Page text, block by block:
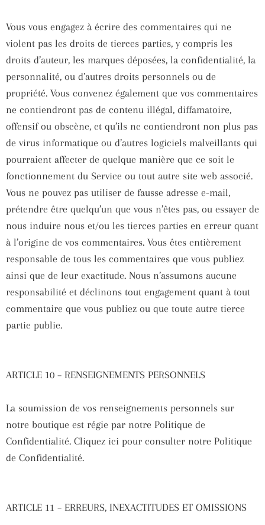
Vous vous engagez à écrire des commentaires qui ne
violent pas les droits de tierces parties, y compris les
droits d’auteur, les marques déposées, la confidentialité, la
personnalité, ou d’autres droits personnels ou de
propriété. Vous convenez également que vos commentaires
ne contiendront pas de contenu illégal, diffamatoire,
offensif ou obscène, et qu’ils ne contiendront non plus pas
de virus informatique ou d’autres logiciels malveillants qui
pourraient affecter de quelque manière que ce soit le
fonctionnement du Service ou tout autre site web associé.
Vous ne pouvez pas utiliser de fausse adresse e-mail,
prétendre être quelqu’un que vous n’êtes pas, ou essayer de
nous induire nous et/ou les tierces parties en erreur quant
à l’origine de vos commentaires. Vous êtes entièrement
responsable de tous les commentaires que vous publiez
ainsi que de leur exactitude. Nous n’assumons aucune
responsabilité et déclinons tout engagement quant à tout
commentaire que vous publiez ou que toute autre tierce
partie publie.
ARTICLE 10 – RENSEIGNEMENTS PERSONNELS
La soumission de vos renseignements personnels sur
notre boutique est régie par notre Politique de
Confidentialité. Cliquez ici pour consulter notre Politique
de Confidentialité.
ARTICLE 11 – ERREURS, INEXACTITUDES ET OMISSIONS